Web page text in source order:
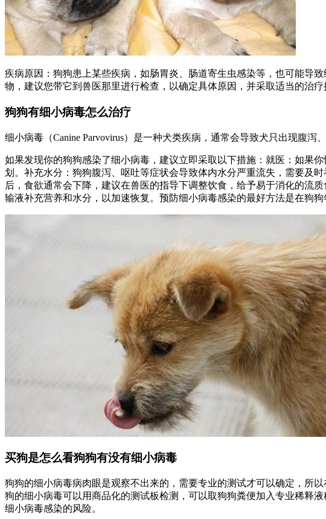
疾病原因：狗狗患上某些疾病，如肠胃炎、肠道寄生虫感染等，也可能导
物，建议您带它到兽医那里进行检查，以确定具体原因，并采取适当的治疗
狗狗有细小病毒怎么治疗
细小病毒（Canine Parvovirus）是一种犬类疾病，通常会导致犬只出现腹泻
如果发现你的狗狗感染了细小病毒，建议立即采取以下措施：就医：如果
划。补充水分：狗狗腹泻、呕吐等症状会导致体内水分严重流失，需要及
后，食欲通常会下降，建议在兽医的指导下调整饮食，给予易于消化的流
输液补充营养和水分，以加速恢复。预防细小病毒感染的最好方法是在狗
买狗是怎么看狗狗有没有细小病毒
狗狗的细小病毒病肉眼是观察不出来的，需要专业的测试才可以确定，所
狗的细小病毒可以用商品化的测试板检测，可以取狗狗粪便加入专业稀释
细小病毒感染的风险。